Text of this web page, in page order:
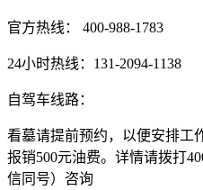
官方热线： 400-988-1783
24小时热线：131-2094-1138
自驾车线路：
看墓请提前预约，以便安排工
报销500元油费。详情请拨打
信同号）咨询